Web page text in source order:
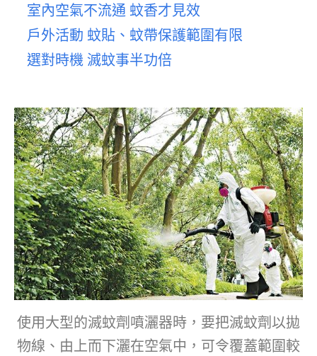
室內空氣不流通 蚊香才見效
戶外活動 蚊貼、蚊帶保護範圍有限
選對時機 滅蚊事半功倍
使用大型的滅蚊劑噴灑器時，要把滅蚊劑以拋
物線、由上而下灑在空氣中，可令覆蓋範圍較